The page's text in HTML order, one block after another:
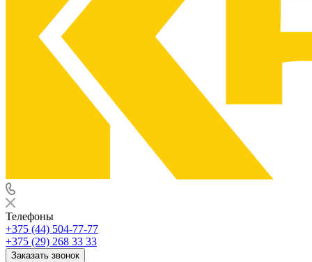
Телефоны
+375 (44) 504-77-77
+375 (29) 268 33 33
Заказать звонок